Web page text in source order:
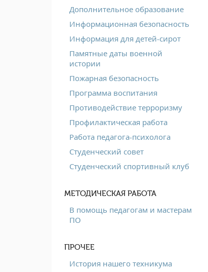
Дополнительное образование
Информационная безопасность
Информация для детей-сирот
Памятные даты военной
истории
Пожарная безопасность
Программа воспитания
Противодействие терроризму
Профилактическая работа
Работа педагога-психолога
Студенческий совет
Студенческий спортивный клуб
МЕТОДИЧЕСКАЯ РАБОТА
В помощь педагогам и мастерам
ПО
ПРОЧЕЕ
История нашего техникума